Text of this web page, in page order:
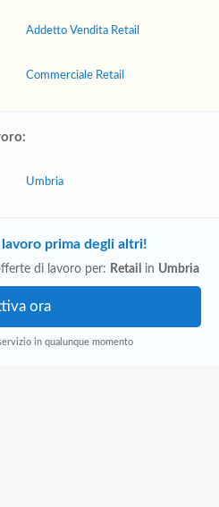
Addetto Vendita Retail
Commerciale Retail
Umbria
prima degli altri!
di lavoro per: Retail in Umbria
in qualunque momento